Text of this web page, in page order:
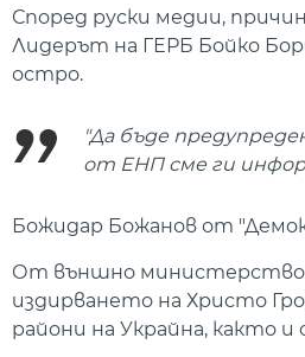
Според руски медии,
Лидерът на ГЕРБ Бойко
остро.
"Да бъде
от ЕНП сме ги
Божидар Божанов от
От външно министерство
издирването на Христо
райони на Украйна, както